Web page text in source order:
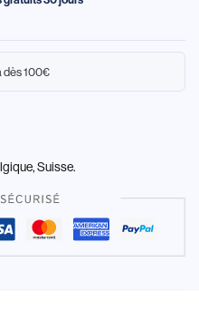
dès 100€
Suisse.